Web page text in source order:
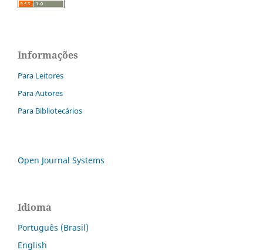
Informações
Para Leitores
Para Autores
Para Bibliotecários
Open Journal Systems
Idioma
Português (Brasil)
English